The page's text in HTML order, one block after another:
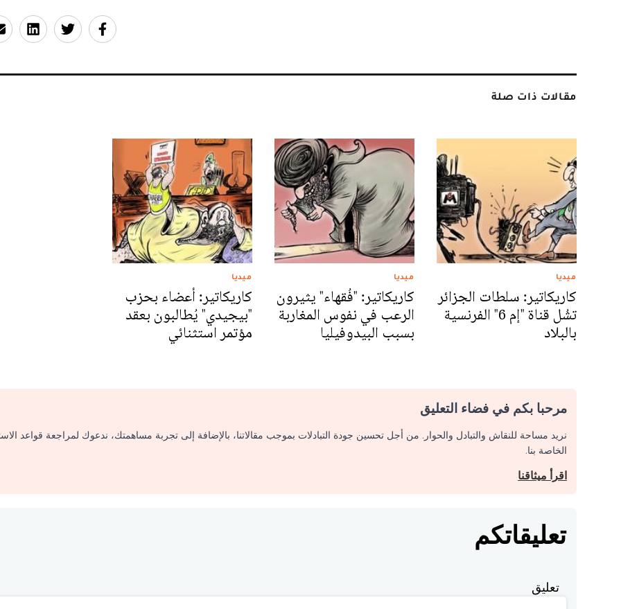
مقالات ذات صلة
ميديا
كاريكاتير: سلطات الجزائر
تشُل قناة "إم 6" الفرنسية
بالبلاد
ميديا
كاريكاتير: "فُقهاء" يثيرون
الرعب في نفوس المغاربة
بسبب البيدوفيليا
ميديا
كاريكاتير: أعضاء بحزب
"بيجيدي" يُطالبون بعقد
مؤتمر استثنائي
مرحبا بكم في فضاء التعليق
نريد مساحة للنقاش والتبادل والحوار. من أجل تحسين جودة التبادلات بموجب مقالاتنا، بالإضافة إلى تجربة مساهمتك، ندعوك لمراجعة قواعد
الخاصة بنا.
اقرأ ميثاقنا
تعليقاتكم
تعليق